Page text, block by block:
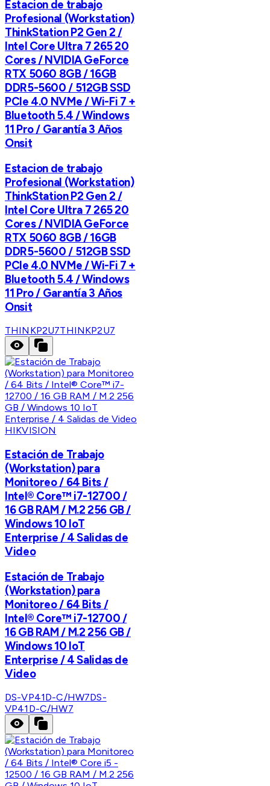
Estacion de trabajo
Profesional (Workstation)
ThinkStation P2 Gen 2 /
Intel Core Ultra 7 265 20
Cores / NVIDIA GeForce
RTX 5060 8GB / 16GB
DDR5-5600 / 512GB SSD
PCIe 4.0 NVMe / Wi-Fi 7 +
Bluetooth 5.4 / Windows
11 Pro / Garantía 3 Años
Onsit
Estacion de trabajo
Profesional (Workstation)
ThinkStation P2 Gen 2 /
Intel Core Ultra 7 265 20
Cores / NVIDIA GeForce
RTX 5060 8GB / 16GB
DDR5-5600 / 512GB SSD
PCIe 4.0 NVMe / Wi-Fi 7 +
Bluetooth 5.4 / Windows
11 Pro / Garantía 3 Años
Onsit
THINKP2U7THINKP2U7
HIKVISION
Estación de Trabajo
(Workstation) para
Monitoreo / 64 Bits /
Intel® Core™ i7-12700 /
16 GB RAM / M.2 256 GB /
Windows 10 IoT
Enterprise / 4 Salidas de
Video
Estación de Trabajo
(Workstation) para
Monitoreo / 64 Bits /
Intel® Core™ i7-12700 /
16 GB RAM / M.2 256 GB /
Windows 10 IoT
Enterprise / 4 Salidas de
Video
DS-VP41D-C/HW7DS-
VP41D-C/HW7